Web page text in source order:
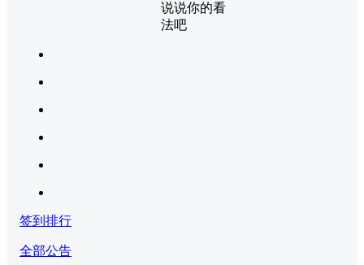
说说你的看
法吧
签到排行
全部公告